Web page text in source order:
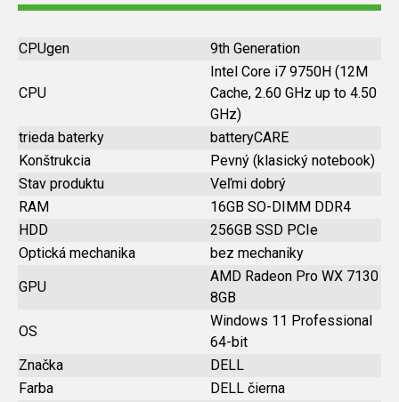
CPUgen 9th Generation
CPU
Intel Core i7 9750H (12M
Cache, 2.60 GHz up to 4.50
GHz)
trieda baterky
batteryCARE
Konštrukcia
Pevný (klasický notebook)
Stav produktu
Veľmi dobrý
RAM
16GB SO-DIMM DDR4
HDD
256GB SSD PCIe
Optická mechanika
bez mechaniky
GPU
AMD Radeon Pro WX 7130
8GB
OS
Windows 11 Professional
64-bit
Značka
DELL
Farba
DELL čierna